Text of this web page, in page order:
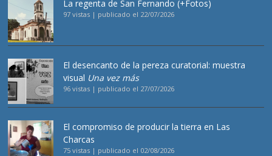
La regenta de San Fernando (+Fotos)
97 vistas | publicado el 22/07/2026
El desencanto de la pereza curatorial: muestra
visual Una vez más
96 vistas | publicado el 27/07/2026
El compromiso de producir la tierra en Las
Charcas
75 vistas | publicado el 02/08/2026